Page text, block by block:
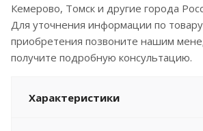
Кемерово, Томск и другие города
Для уточнения информации по
приобретения позвоните нашим
получите подробную консультацию.
Характеристики